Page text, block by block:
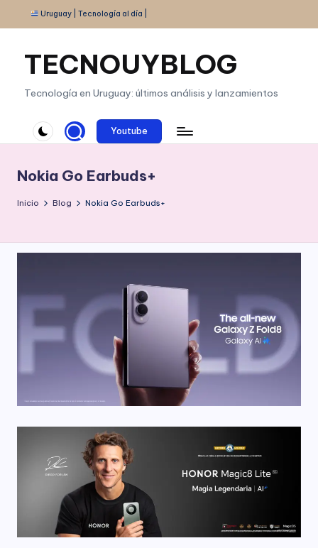
Saltar
contenido
Uruguay | Tecnología al día |
TECNOUYBLOG
Tecnología en Uruguay: últimos análisis y lanzamientos
Youtube
Nokia Go Earbuds+
Inicio Blog Nokia Go Earbuds+